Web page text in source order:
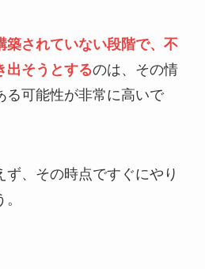
築されていない段階で、不
出そうとするのは、その情
る可能性が非常に高いで
、その時点ですぐにやり